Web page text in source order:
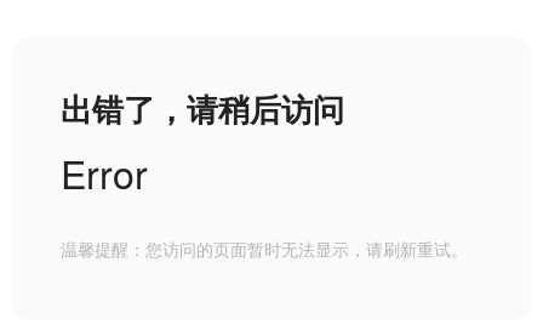
出错了，请稍后访问
Error
温馨提醒：您访问的页面暂时无法显示，请刷新重试。